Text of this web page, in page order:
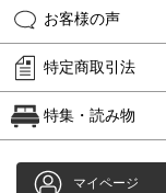
お客様の声
特定商取引法
特集・読み物
マイページ